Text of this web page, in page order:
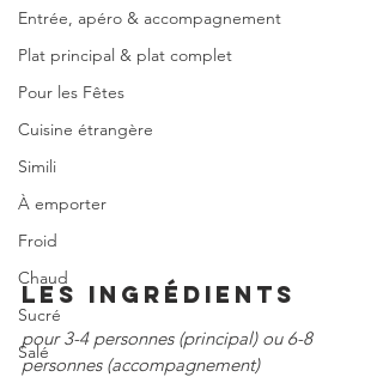
Entrée, apéro & accompagnement
Plat principal & plat complet
Pour les Fêtes
Cuisine étrangère
Simili
À emporter
Froid
Chaud
Sucré
Salé
LES INGRÉDIENTS
pour 3-4 personnes (principal) ou 6-8
personnes (accompagnement)